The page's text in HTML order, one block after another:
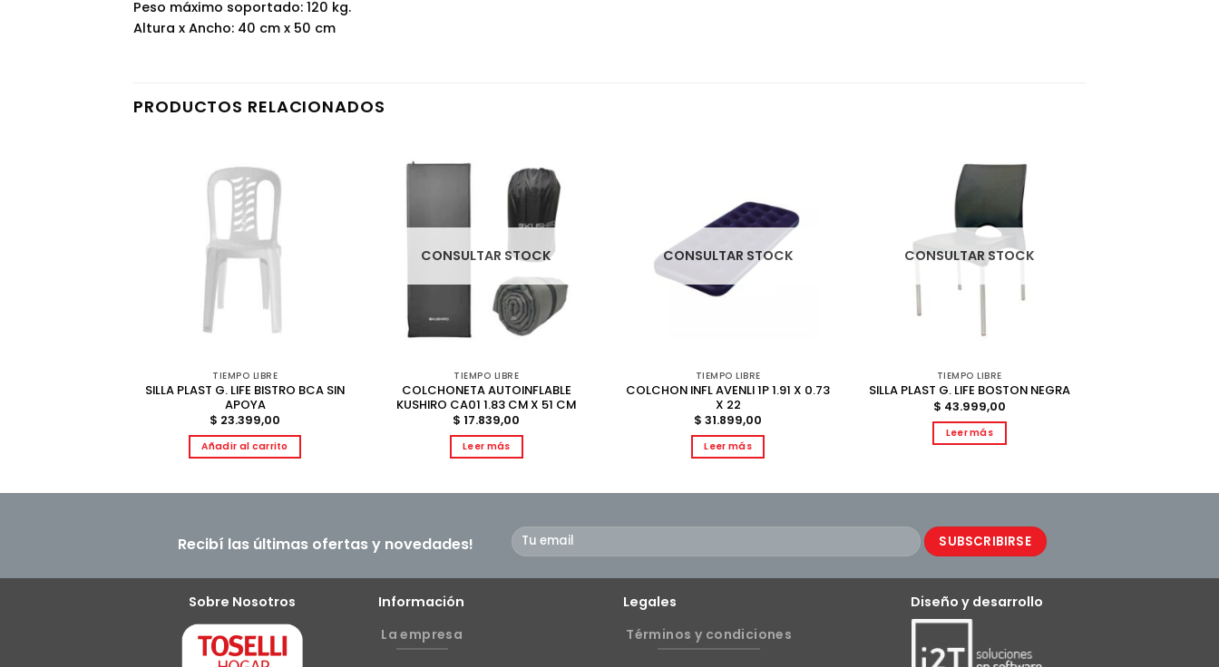
Peso máximo soportado: 120 kg.
Altura x Ancho: 40 cm x 50 cm
PRODUCTOS RELACIONADOS
TIEMPO LIBRE
SILLA PLAST G. LIFE BISTRO BCA SIN
APOYA
$ 23.399,00
Añadir al carrito
CONSULTAR STOCK
TIEMPO LIBRE
COLCHONETA AUTOINFLABLE
KUSHIRO CA01 1.83 CM X 51 CM
$ 17.839,00
Leer más
CONSULTAR STOCK
TIEMPO LIBRE
COLCHON INFL AVENLI 1P 1.91 X 0.73
X 22
$ 31.899,00
Leer más
CONSULTAR STOCK
TIEMPO LIBRE
SILLA PLAST G. LIFE BOSTON NEGRA
$ 43.999,00
Leer más
Recibí las últimas ofertas y novedades!
Sobre Nosotros
Información
La empresa
Legales
Términos y condiciones
Diseño y desarrollo